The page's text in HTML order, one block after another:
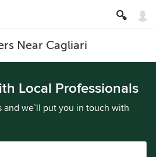
Near Cagliari
Local Professionals
we’ll put you in touch with